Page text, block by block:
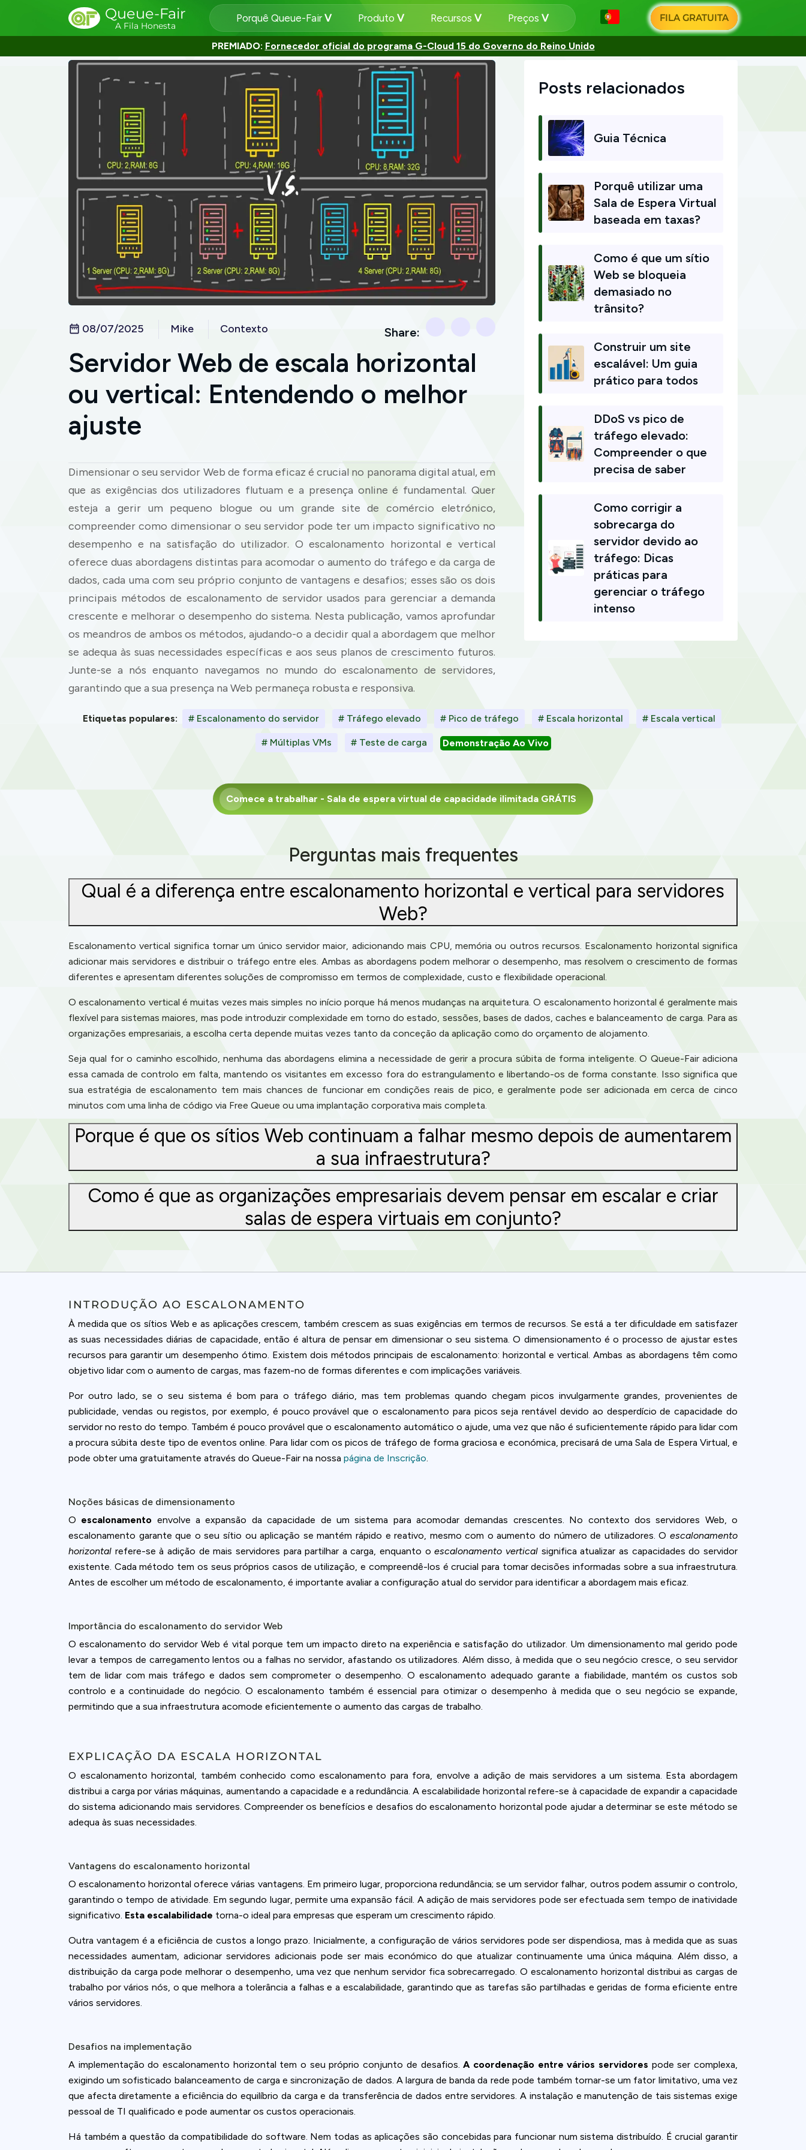
Queue-Fair
A Fila Honesta
Porquê Queue-Fair Produto Recursos Preços FILA GRATUITA
PREMIADO: Fornecedor oficial do programa G-Cloud 15 do Governo do Reino Unido
08/07/2025 Mike Contexto Share:
Servidor Web de escala horizontal
ou vertical: Entendendo o melhor
ajuste
Dimensionar o seu servidor Web de forma eficaz é crucial no panorama digital atual, em
que as exigências dos utilizadores flutuam e a presença online é fundamental. Quer
esteja a gerir um pequeno blogue ou um grande site de comércio eletrónico,
compreender como dimensionar o seu servidor pode ter um impacto significativo no
desempenho e na satisfação do utilizador. O escalonamento horizontal e vertical
oferece duas abordagens distintas para acomodar o aumento do tráfego e da carga de
dados, cada uma com seu próprio conjunto de vantagens e desafios; esses são os dois
principais métodos de escalonamento de servidor usados para gerenciar a demanda
crescente e melhorar o desempenho do sistema. Nesta publicação, vamos aprofundar
os meandros de ambos os métodos, ajudando-o a decidir qual a abordagem que melhor
se adequa às suas necessidades específicas e aos seus planos de crescimento futuros.
Junte-se a nós enquanto navegamos no mundo do escalonamento de servidores,
garantindo que a sua presença na Web permaneça robusta e responsiva.
Posts relacionados
Guia Técnica
Porquê utilizar uma
Sala de Espera Virtual
baseada em taxas?
Como é que um sítio
Web se bloqueia
demasiado no
trânsito?
Construir um site
escalável: Um guia
prático para todos
DDoS vs pico de
tráfego elevado:
Compreender o que
precisa de saber
Como corrigir a
sobrecarga do
servidor devido ao
tráfego: Dicas
práticas para
gerenciar o tráfego
intenso
Etiquetas populares: # Escalonamento do servidor # Tráfego elevado # Pico de tráfego # Escala horizontal # Escala vertical
# Múltiplas VMs # Teste de carga Demonstração Ao Vivo
Comece a trabalhar - Sala de espera virtual de capacidade ilimitada GRÁTIS
Perguntas mais frequentes
Qual é a diferença entre escalonamento horizontal e vertical para servidores
Web?
Escalonamento vertical significa tornar um único servidor maior, adicionando mais CPU, memória ou outros recursos. Escalonamento horizontal significa
adicionar mais servidores e distribuir o tráfego entre eles. Ambas as abordagens podem melhorar o desempenho, mas resolvem o crescimento de formas
diferentes e apresentam diferentes soluções de compromisso em termos de complexidade, custo e flexibilidade operacional.
O escalonamento vertical é muitas vezes mais simples no início porque há menos mudanças na arquitetura. O escalonamento horizontal é geralmente mais
flexível para sistemas maiores, mas pode introduzir complexidade em torno do estado, sessões, bases de dados, caches e balanceamento de carga. Para as
organizações empresariais, a escolha certa depende muitas vezes tanto da conceção da aplicação como do orçamento de alojamento.
Seja qual for o caminho escolhido, nenhuma das abordagens elimina a necessidade de gerir a procura súbita de forma inteligente. O Queue-Fair adiciona
essa camada de controlo em falta, mantendo os visitantes em excesso fora do estrangulamento e libertando-os de forma constante. Isso significa que
sua estratégia de escalonamento tem mais chances de funcionar em condições reais de pico, e geralmente pode ser adicionada em cerca de cinco
minutos com uma linha de código via Free Queue ou uma implantação corporativa mais completa.
Porque é que os sítios Web continuam a falhar mesmo depois de aumentarem
a sua infraestrutura?
Como é que as organizações empresariais devem pensar em escalar e criar
salas de espera virtuais em conjunto?
INTRODUÇÃO AO ESCALONAMENTO
À medida que os sítios Web e as aplicações crescem, também crescem as suas exigências em termos de recursos. Se está a ter dificuldade em satisfazer
as suas necessidades diárias de capacidade, então é altura de pensar em dimensionar o seu sistema. O dimensionamento é o processo de ajustar estes
recursos para garantir um desempenho ótimo. Existem dois métodos principais de escalonamento: horizontal e vertical. Ambas as abordagens têm como
objetivo lidar com o aumento de cargas, mas fazem-no de formas diferentes e com implicações variáveis.
Por outro lado, se o seu sistema é bom para o tráfego diário, mas tem problemas quando chegam picos invulgarmente grandes, provenientes de
publicidade, vendas ou registos, por exemplo, é pouco provável que o escalonamento para picos seja rentável devido ao desperdício de capacidade do
servidor no resto do tempo. Também é pouco provável que o escalonamento automático o ajude, uma vez que não é suficientemente rápido para lidar com
a procura súbita deste tipo de eventos online. Para lidar com os picos de tráfego de forma graciosa e económica, precisará de uma Sala de Espera Virtual, e
pode obter uma gratuitamente através do Queue-Fair na nossa página de Inscrição
Noções básicas de dimensionamento
O escalonamento envolve a expansão da capacidade de um sistema para acomodar demandas crescentes. No contexto dos servidores Web, o
escalonamento garante que o seu sítio ou aplicação se mantém rápido e reativo, mesmo com o aumento do número de utilizadores. O escalonamento
horizontal refere-se à adição de mais servidores para partilhar a carga, enquanto oescalonamento vertical significa atualizar as capacidades do servidor
existente. Cada método tem os seus próprios casos de utilização, e compreendê-los é crucial para tomar decisões informadas sobre a sua infraestrutura.
Antes de escolher um método de escalonamento, é importante avaliar a configuração atual do servidor para identificar a abordagem mais eficaz.
Importância do escalonamento do servidor Web
O escalonamento do servidor Web é vital porque tem um impacto direto na experiência e satisfação do utilizador. Um dimensionamento mal gerido pode
levar a tempos de carregamento lentos ou a falhas no servidor, afastando os utilizadores. Além disso, à medida que o seu negócio cresce, o seu servidor
tem de lidar com mais tráfego e dados sem comprometer o desempenho. O escalonamento adequado garante a fiabilidade, mantém os custos sob
controlo e a continuidade do negócio. O escalonamento também é essencial para otimizar o desempenho à medida que o seu negócio se expande,
permitindo que a sua infraestrutura acomode eficientemente o aumento das cargas de trabalho.
EXPLICAÇÃO DA ESCALA HORIZONTAL
O escalonamento horizontal, também conhecido como escalonamento para fora, envolve a adição de mais servidores a um sistema. Esta abordagem
distribui a carga por várias máquinas, aumentando a capacidade e a redundância. A escalabilidade horizontal refere-se à capacidade de expandir a capacidade
do sistema adicionando mais servidores. Compreender os benefícios e desafios do escalonamento horizontal pode ajudar a determinar se este método se
adequa às suas necessidades.
Vantagens do escalonamento horizontal
O escalonamento horizontal oferece várias vantagens. Em primeiro lugar, proporciona redundância; se um servidor falhar, outros podem assumir o controlo,
garantindo o tempo de atividade. Em segundo lugar, permite uma expansão fácil. A adição de mais servidores pode ser efectuada sem tempo de inatividade
significativo. Esta escalabilidade torna-o ideal para empresas que esperam um crescimento rápido.
Outra vantagem é a eficiência de custos a longo prazo. Inicialmente, a configuração de vários servidores pode ser dispendiosa, mas à medida que as suas
necessidades aumentam, adicionar servidores adicionais pode ser mais económico do que atualizar continuamente uma única máquina. Além disso, a
distribuição da carga pode melhorar o desempenho, uma vez que nenhum servidor fica sobrecarregado. O escalonamento horizontal distribui as cargas de
trabalho por vários nós, o que melhora a tolerância a falhas e a escalabilidade, garantindo que as tarefas são partilhadas e geridas de forma eficiente entre
vários servidores.
Desafios na implementação
A implementação do escalonamento horizontal tem o seu próprio conjunto de desafios.A coordenação entre vários servidores pode ser complexa,
exigindo um sofisticado balanceamento de carga e sincronização de dados. A largura de banda da rede pode também tornar-se um fator limitativo, uma vez
que afecta diretamente a eficiência do equilíbrio da carga e da transferência de dados entre servidores. A instalação e manutenção de tais sistemas exige
pessoal de TI qualificado e pode aumentar os custos operacionais.
Há também a questão da compatibilidade do software. Nem todas as aplicações são concebidas para funcionar num sistema distribuído. É crucial garantir
Cookies & Privacy
Queue-Fair.com uses cookies to provide content and improve your experience. You can
accept all cookie usage or use settings to manage categories individually.
Settings Accept